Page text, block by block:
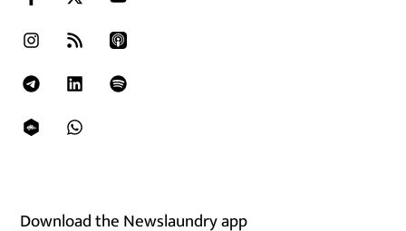
Download the Newslaundry app